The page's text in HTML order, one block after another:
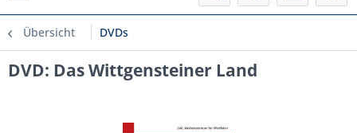
Übersicht DVDs
DVD: Das Wittgensteiner Land